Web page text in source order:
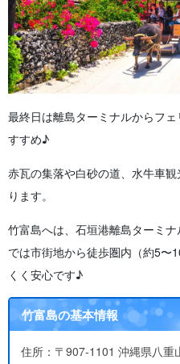
最終日は離島ターミナルからフ
すすめ♪
赤瓦の集落や白砂の道、水牛車観
ります。
竹富島へは、石垣港離島ターミ
では市街地から徒歩圏内（約5〜
くく安心です♪
竹富島の基本情報
住所：〒907-1101 沖縄県八重